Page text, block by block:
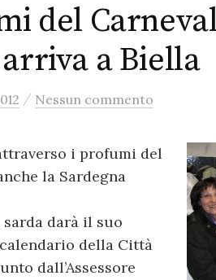
del
a Biella
/ Nessun commento
i profumi del
la Sardegna
darà il suo
della Città
dall’Assessore